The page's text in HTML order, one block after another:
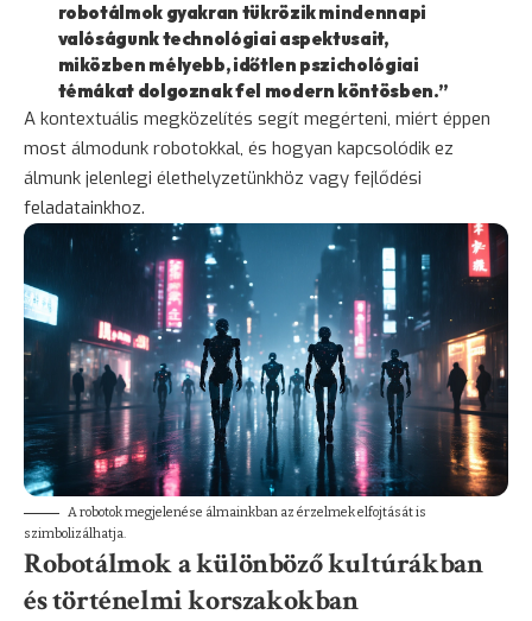
robotálmok gyakran tükrözik mindennapi
valóságunk technológiai aspektusait,
miközben mélyebb, időtlen pszichológiai
témákat dolgoznak fel modern köntösben.”
A kontextuális megközelítés segít megérteni, miért éppen
most álmodunk robotokkal, és hogyan kapcsolódik ez
álmunk jelenlegi élethelyzetünkhöz vagy fejlődési
feladatainkhoz.
A robotok megjelenése álmainkban az érzelmek elfojtását is
szimbolizálhatja.
Robotálmok a különböző kultúrákban
és történelmi korszakokban